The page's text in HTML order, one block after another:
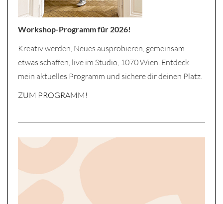
Workshop-Programm für 2026!
Kreativ werden, Neues ausprobieren, gemeinsam
etwas schaffen, live im Studio, 1070 Wien. Entdeck
mein aktuelles Programm und sichere dir deinen Platz.
ZUM PROGRAMM!